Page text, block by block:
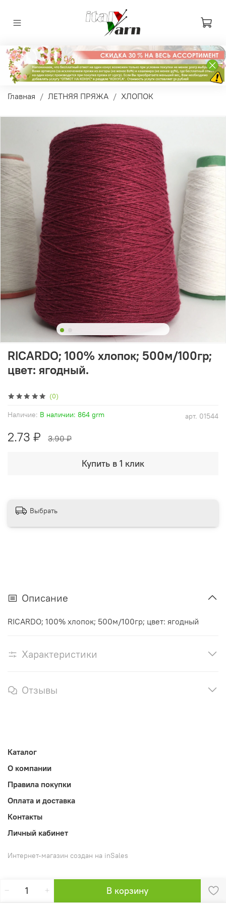
Главная ЛЕТНЯЯ ПРЯЖА ХЛОПОК
(0)
арт. 01544
Наличие: В наличии: 864 grm
RICARDO; 100% хлопок; 500м/100гр;
цвет: ягодный.
2.73 ₽ 3.90 ₽
В корзину
Купить в 1 клик
Выбрать
Описание
RICARDO; 100% хлопок; 500м/100гр; цвет: ягодный
Характеристики
Отзывы
Каталог
О компании
Правила покупки
Оплата и доставка
Контакты
Личный кабинет
Интернет-магазин создан на inSales